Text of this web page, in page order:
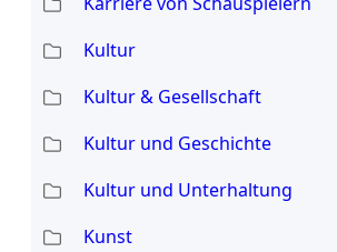
Kultur
Kultur & Gesellschaft
Kultur und Geschichte
Kultur und Unterhaltung
Kunst